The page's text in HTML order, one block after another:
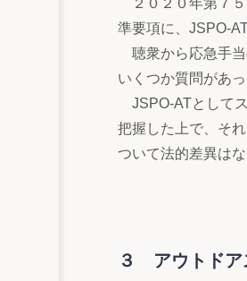
２０２０年第７５
準要項に、JSPO-
聴衆から応急手当
いくつか質問があっ
JSPO-ATとして
把握した上で、そ
ついて法的差異はな
３ アウトドア